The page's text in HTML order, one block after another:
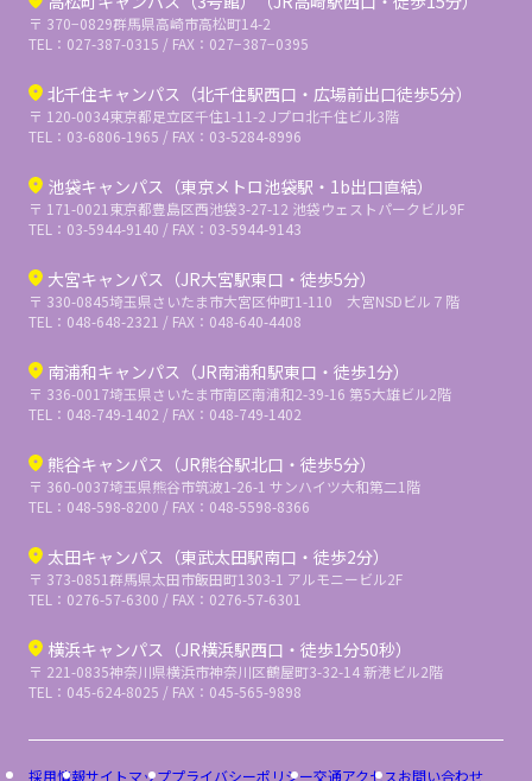
〒 370−0829群馬県高崎市高松町14-2
TEL：027-387-0315 / FAX：027−387−0395
北千住キャンパス（北千住駅西口・広場前出口徒歩5分）
〒 120-0034東京都足立区千住1-11-2 Jプロ北千住ビル3階
TEL：03-6806-1965 / FAX：03-5284-8996
池袋キャンパス（東京メトロ池袋駅・1b出口直結）
〒 171-0021 東京都豊島区西池袋3-27-12 池袋ウェストパークビル9F
TEL：03-5944-9140 / FAX：03-5944-9143
大宮キャンパス（JR大宮駅東口・徒歩5分）
〒 330-0845埼玉県さいたま市大宮区仲町1-110 大宮NSDビル７階
TEL：048-648-2321 / FAX：048-640-4408
南浦和キャンパス（JR南浦和駅東口・徒歩1分）
〒 336-0017埼玉県さいたま市南区南浦和2-39-16 第5大雄ビル2階
TEL：048-749-1402 / FAX：048-749-1402
熊谷キャンパス（JR熊谷駅北口・徒歩5分）
〒 360-0037埼玉県熊谷市筑波1-26-1 サンハイツ大和第二1階
TEL：048-598-8200 / FAX：048-5598-8366
太田キャンパス（東武太田駅南口・徒歩2分）
〒 373-0851群馬県太田市飯田町1303-1 アルモニービル2F
TEL：0276-57-6300 / FAX：0276-57-6301
横浜キャンパス（JR横浜駅西口・徒歩1分50秒）
〒 221-0835神奈川県横浜市神奈川区鶴屋町3-32-14 新港ビル2階
TEL：045-624-8025 / FAX：045-565-9898
採用情報サイトマッププライバシーポリシー交通アクセスお問い合わせ